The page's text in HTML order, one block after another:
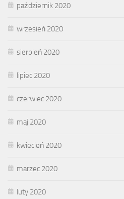
październik 2020
wrzesień 2020
sierpień 2020
lipiec 2020
czerwiec 2020
maj 2020
kwiecień 2020
marzec 2020
luty 2020